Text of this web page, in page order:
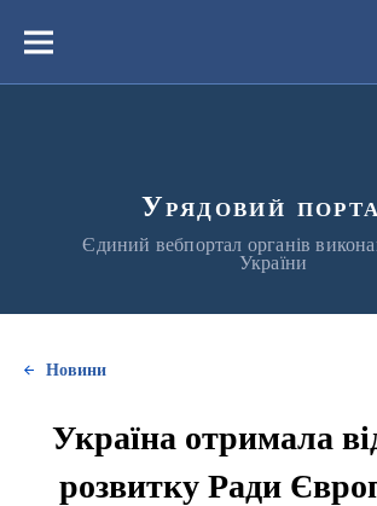
вмістуМеню
Урядовий
Єдиний вебпортал органів
України
Новини
Україна отримала
розвитку Ради